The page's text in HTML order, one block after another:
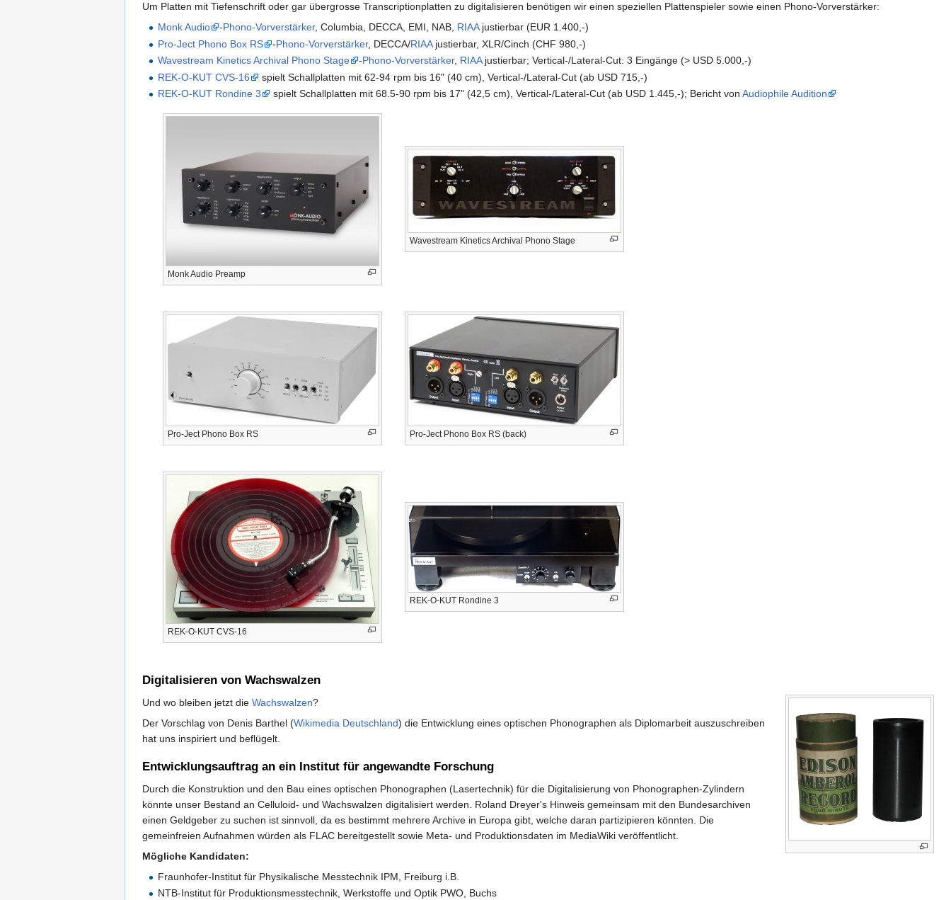
Um Platten mit Tiefenschrift oder gar übergrosse Transcriptionplatten zu digitalisieren benötigen wir einen speziellen Plattenspieler sowie einen Phono-Vorverstärker:
Monk Audio
-Phono-Vorverstärker, Columbia, DECCA, EMI, NAB, RIAAjustierbar (EUR 1.400,-)
Pro-Ject Phono Box RS
-Phono-Vorverstärker, DECCA/RIAAjustierbar, XLR/Cinch (CHF 980,-)
Wavestream Kinetics Archival Phono Stage
-Phono-Vorverstärker, RIAAjustierbar; Vertical-/Lateral-Cut: 3 Eingänge (> USD 5.000,-)
REK-O-KUT CVS-16
spielt Schallplatten mit 62-94 rpm bis 16" (40 cm), Vertical-/Lateral-Cut (ab USD 715,-)
REK-O-KUT Rondine 3
spielt Schallplatten mit 68.5-90 rpm bis 17" (42,5 cm), Vertical-/Lateral-Cut (ab USD 1.445,-); Bericht vonAudiophile Audition
Monk Audio Preamp
Wavestream Kinetics Archival Phono Stage
Pro-Ject Phono Box RS Pro-Ject Phono Box RS (back)
REK-O-KUT CVS-16
REK-O-KUT Rondine 3
Digitalisieren von Wachswalzen
Und wo bleiben jetzt die Wachswalzen?
Der Vorschlag von Denis Barthel (Wikimedia Deutschland) die Entwicklung eines optischen Phonographen als Diplomarbeit auszuschreiben
hat uns inspiriert und beflügelt.
Entwicklungsauftrag an ein Institut für angewandte Forschung
Durch die Konstruktion und den Bau eines optischen Phonographen (Lasertechnik) für die Digitalisierung von Phonographen-Zylindern
könnte unser Bestand an Celluloid- und Wachswalzen digitalisiert werden. Roland Dreyer's Hinweis gemeinsam mit den Bundesarchiven
einen Geldgeber zu suchen ist sinnvoll, da es bestimmt mehrere Archive in Europa gibt, welche daran partizipieren könnten. Die
gemeinfreien Aufnahmen würden als FLAC bereitgestellt sowie Meta- und Produktionsdaten im MediaWiki veröffentlicht.
Mögliche Kandidaten:
Fraunhofer-Institut für Physikalische Messtechnik IPM, Freiburg i.B.
NTB-Institut für Produktionsmesstechnik, Werkstoffe und Optik PWO, Buchs